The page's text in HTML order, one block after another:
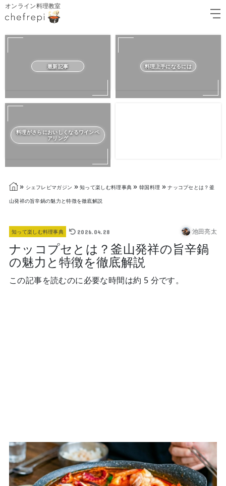
オンライン料理教室
最新記事 料理上手になるには
料理がさらにおいしくなるワインペ
アリング
» シェフレピマガジン » 知って楽しむ料理事典 » 韓国料理 »ナッコプセとは？釜
山発祥の旨辛鍋の魅力と特徴を徹底解説
知って楽しむ料理事典 2026.04.28 池田亮太
ナッコプセとは？釜山発祥の旨辛鍋
の魅力と特徴を徹底解説
この記事を読むのに必要な時間は約 5 分です。